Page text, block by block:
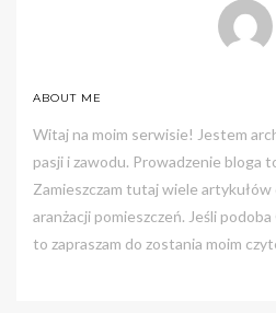
ABOUT ME
Witaj na moim serwisie! Jestem
pasji i zawodu. Prowadzenie bloga
Zamieszczam tutaj wiele
aranżacji pomieszczeń. Jeśli
to zapraszam do zostania moim